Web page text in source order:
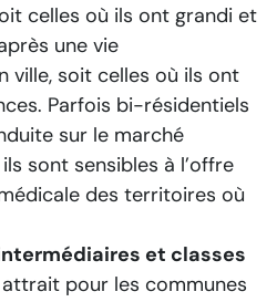
celles où ils ont grandi et
une vie
ville, soit celles où ils ont
Parfois bi-résidentiels
sur le marché
sont sensibles à l’offre
des territoires où
et classes
pour les communes